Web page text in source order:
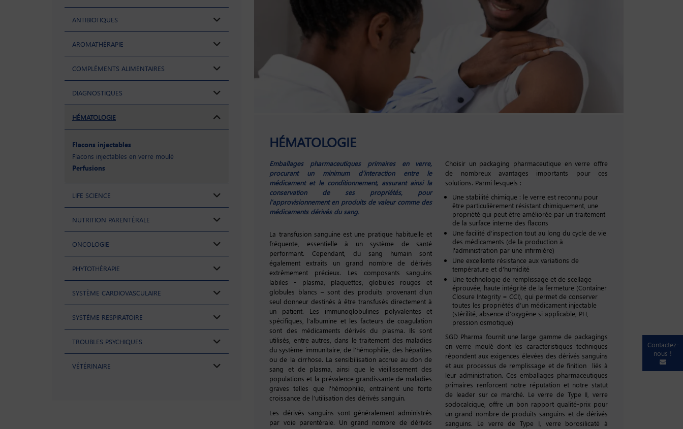
ANTIBIOTIQUES
AROMATHÉRAPIE
COMPLÉMENTS ALIMENTAIRES
DIAGNOSTIQUES
HÉMATOLOGIE
Flacons injectables
Flacons injectables en verre moulé
Perfusions
LIFE SCIENCE
NUTRITION PARENTÉRALE
ONCOLOGIE
PHYTOTHÉRAPIE
SYSTÈME CARDIOVASCULAIRE
SYSTÈME RESPIRATOIRE
TROUBLES PSYCHIQUES
VÉTÉRINAIRE
HÉMATOLOGIE
Emballages pharmaceutiques primaires en verre,
procurant un minimum d’interaction entre le
médicament et le conditionnement, assurant ainsi la
conservation de ses propriétés, pour
l’approvisionnement en produits de valeur comme des
médicaments dérivés du sang.
La transfusion sanguine est une pratique habituelle et
fréquente, essentielle à un système de santé
performant. Cependant, du sang humain sont
également extraits un grand nombre de dérivés
extrêmement précieux. Les composants sanguins
labiles - plasma, plaquettes, globules rouges et
globules blancs – sont des produits provenant d’un
seul donneur destinés à être transfusés directement à
un patient. Les immunoglobulines polyvalentes et
spécifiques, l’albumine et les facteurs de coagulation
sont des médicaments dérivés du plasma. Ils sont
utilisés, entre autres, dans le traitement des maladies
du système immunitaire, de l’hémophilie, des hépatites
ou de la cirrhose. La sensibilisation accrue au don de
sang et de plasma, ainsi que le vieillissement des
populations et la prévalence grandissante de maladies
graves telles que l'hémophilie, entraînent une forte
croissance de l’utilisation des dérivés sanguin.
Les dérivés sanguins sont généralement administrés
par voie parentérale. Un grand nombre de dérivés
Choisir un packaging pharmaceutique en verre offre
de nombreux avantages importants pour ces
solutions. Parmi lesquels :
Une stabilité chimique : le verre est reconnu pour
être particulièrement résistant chimiquement, une
propriété qui peut être améliorée par un traitement
de la surface interne des flacons
Une facilité d’inspection tout au long du cycle de vie
des médicaments (de la production à
l'administration par une infirmière)
Une excellente résistance aux variations de
température et d’humidité
Une technologie de remplissage et de scellage
éprouvée, haute intégrité de la fermeture (Container
Closure Integrity = CCI), qui permet de conserver
toutes les propriétés d’un médicament injectable
(stérilité, absence d’oxygène si applicable, PH,
pression osmotique)
SGD Pharma fournit une large gamme de packagings
en verre moulé dont les caractéristiques techniques
répondent aux exigences élevées des dérivés sanguins
et aux processus de remplissage et de finition liés à
leur administration. Ces emballages pharmaceutiques
primaires renforcent notre réputation et notre statut
de leader sur ce marché. Le verre de Type II, verre
sodocalcique, offre un bon rapport qualité-prix pour
un grand nombre de produits sanguins et de dérivés
sanguins. Le verre de Type I, verre borosilicaté à
Contactez-
nous !